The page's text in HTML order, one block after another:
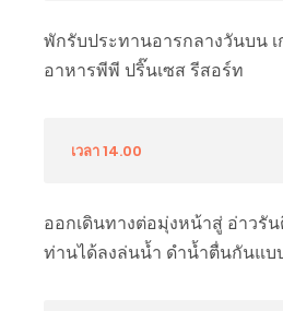
พักรับประทานอารกลางวันบน
อาหารพีพี ปริ๊นเซส รีสอร์ท
เวลา 14.00
ออกเดินทางต่อมุ่งหน้าสู่ อ่าวรั
ท่านได้ลงล่นน้ำ ดำน้ำตื่นกันแบ